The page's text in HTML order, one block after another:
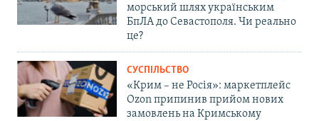
морський шлях українським
БпЛА до Севастополя. Чи реально
це?
СУСПІЛЬСТВО
«Крим – не Росія»: маркетплейс
Ozon припинив прийом нових
замовлень на Кримському